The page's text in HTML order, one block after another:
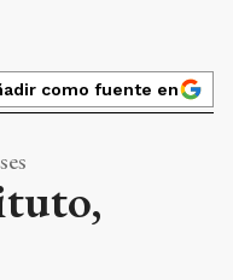
como fuente en